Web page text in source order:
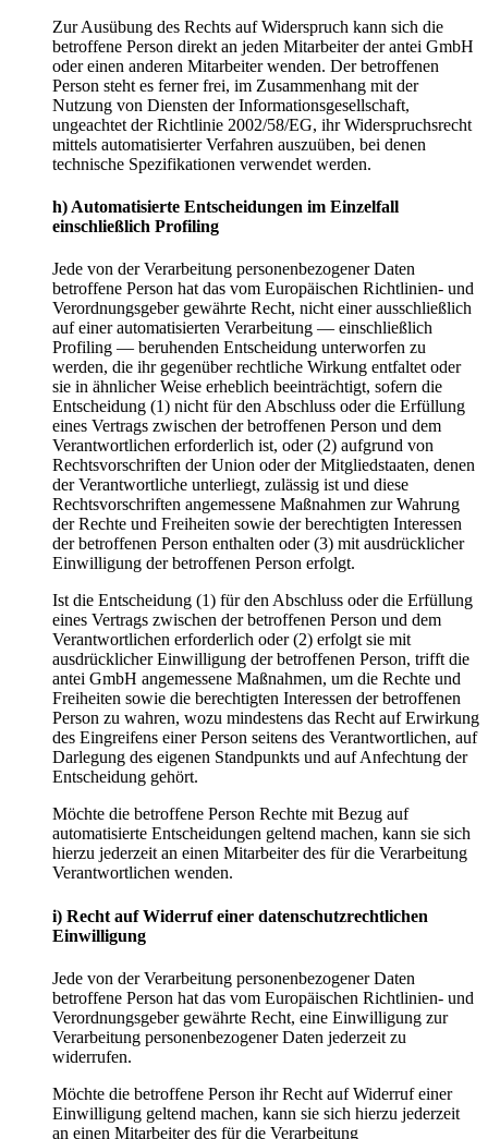
Zur Ausübung des Rechts auf Widerspruch kann sich die
betroffene Person direkt an jeden Mitarbeiter der antei GmbH
oder einen anderen Mitarbeiter wenden. Der betroffenen
Person steht es ferner frei, im Zusammenhang mit der
Nutzung von Diensten der Informationsgesellschaft,
ungeachtet der Richtlinie 2002/58/EG, ihr Widerspruchsrecht
mittels automatisierter Verfahren auszuüben, bei denen
technische Spezifikationen verwendet werden.
h) Automatisierte Entscheidungen im Einzelfall
einschließlich Profiling
Jede von der Verarbeitung personenbezogener Daten
betroffene Person hat das vom Europäischen Richtlinien- und
Verordnungsgeber gewährte Recht, nicht einer ausschließlich
auf einer automatisierten Verarbeitung — einschließlich
Profiling — beruhenden Entscheidung unterworfen zu
werden, die ihr gegenüber rechtliche Wirkung entfaltet oder
sie in ähnlicher Weise erheblich beeinträchtigt, sofern die
Entscheidung (1) nicht für den Abschluss oder die Erfüllung
eines Vertrags zwischen der betroffenen Person und dem
Verantwortlichen erforderlich ist, oder (2) aufgrund von
Rechtsvorschriften der Union oder der Mitgliedstaaten, denen
der Verantwortliche unterliegt, zulässig ist und diese
Rechtsvorschriften angemessene Maßnahmen zur Wahrung
der Rechte und Freiheiten sowie der berechtigten Interessen
der betroffenen Person enthalten oder (3) mit ausdrücklicher
Einwilligung der betroffenen Person erfolgt.
Ist die Entscheidung (1) für den Abschluss oder die Erfüllung
eines Vertrags zwischen der betroffenen Person und dem
Verantwortlichen erforderlich oder (2) erfolgt sie mit
ausdrücklicher Einwilligung der betroffenen Person, trifft die
antei GmbH angemessene Maßnahmen, um die Rechte und
Freiheiten sowie die berechtigten Interessen der betroffenen
Person zu wahren, wozu mindestens das Recht auf Erwirkung
des Eingreifens einer Person seitens des Verantwortlichen, auf
Darlegung des eigenen Standpunkts und auf Anfechtung der
Entscheidung gehört.
Möchte die betroffene Person Rechte mit Bezug auf
automatisierte Entscheidungen geltend machen, kann sie sich
hierzu jederzeit an einen Mitarbeiter des für die Verarbeitung
Verantwortlichen wenden.
i) Recht auf Widerruf einer datenschutzrechtlichen
Einwilligung
Jede von der Verarbeitung personenbezogener Daten
betroffene Person hat das vom Europäischen Richtlinien- und
Verordnungsgeber gewährte Recht, eine Einwilligung zur
Verarbeitung personenbezogener Daten jederzeit zu
widerrufen.
Möchte die betroffene Person ihr Recht auf Widerruf einer
Einwilligung geltend machen, kann sie sich hierzu jederzeit
an einen Mitarbeiter des für die Verarbeitung